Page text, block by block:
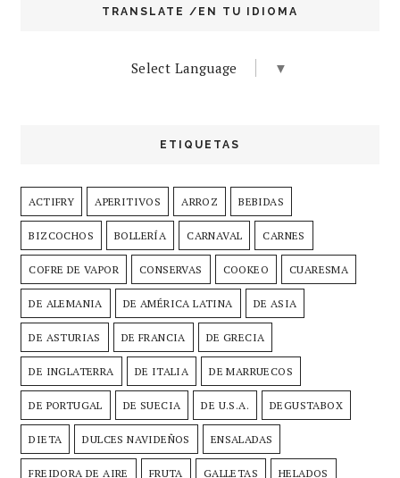
TRANSLATE /EN TU IDIOMA
Select Language ▼
ETIQUETAS
ACTIFRY APERITIVOS ARROZ BEBIDAS
BIZCOCHOS BOLLERÍA CARNAVAL CARNES
COFRE DE VAPOR CONSERVAS COOKEO CUARESMA
DE ALEMANIA DE AMÉRICA LATINA DE ASIA
DE ASTURIAS DE FRANCIA DE GRECIA
DE INGLATERRA DE ITALIA DE MARRUECOS
DE PORTUGAL DE SUECIA DE U.S.A. DEGUSTABOX
DIETA DULCES NAVIDEÑOS ENSALADAS
FREIDORA DE AIRE FRUTA GALLETAS HELADOS